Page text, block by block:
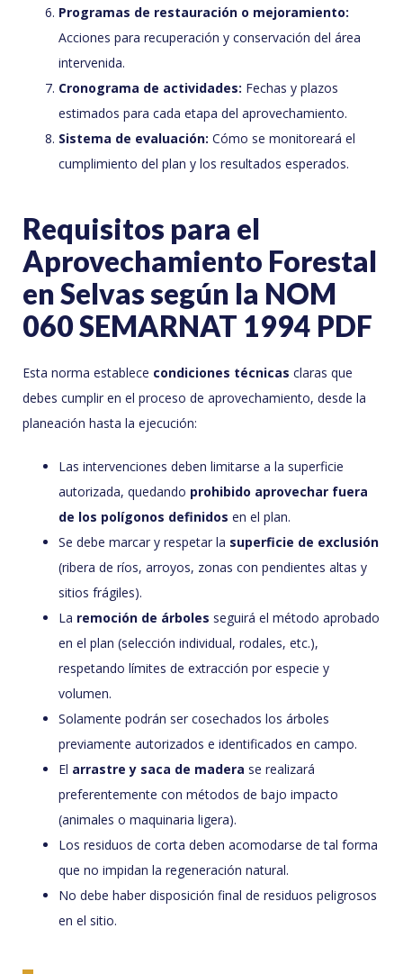
Programas de restauración o mejoramiento:
Acciones para recuperación y conservación del área
intervenida.
Cronograma de actividades: Fechas y plazos
estimados para cada etapa del aprovechamiento.
Sistema de evaluación: Cómo se monitoreará el
cumplimiento del plan y los resultados esperados.
Requisitos para el
Aprovechamiento Forestal
en Selvas según la NOM
060 SEMARNAT 1994 PDF
Esta norma establece condiciones técnicas claras que
debes cumplir en el proceso de aprovechamiento, desde la
planeación hasta la ejecución:
Las intervenciones deben limitarse a la superficie
autorizada, quedando prohibido aprovechar fuera
de los polígonos definidos en el plan.
Se debe marcar y respetar la superficie de exclusión
(ribera de ríos, arroyos, zonas con pendientes altas y
sitios frágiles).
La remoción de árboles seguirá el método aprobado
en el plan (selección individual, rodales, etc.),
respetando límites de extracción por especie y
volumen.
Solamente podrán ser cosechados los árboles
previamente autorizados e identificados en campo.
El arrastre y saca de madera se realizará
preferentemente con métodos de bajo impacto
(animales o maquinaria ligera).
Los residuos de corta deben acomodarse de tal forma
que no impidan la regeneración natural.
No debe haber disposición final de residuos peligrosos
en el sitio.